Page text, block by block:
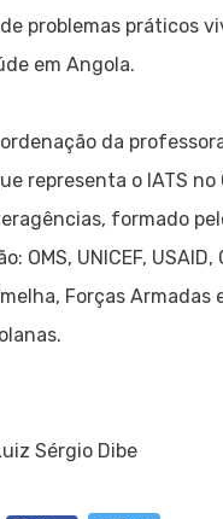
problemas práticos
em Angola.
da
representa o IATS
formado
OMS, UNICEF, USAID,
Forças Armadas
Sérgio Dibe